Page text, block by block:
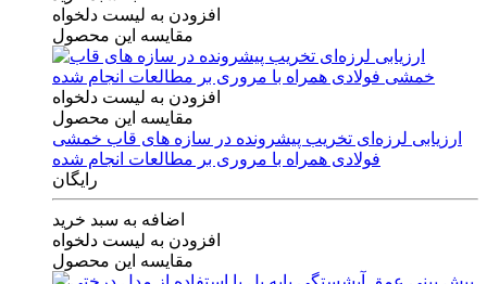
افزودن به لیست دلخواه
مقایسه این محصول
افزودن به لیست دلخواه
مقایسه این محصول
ارزیابی لرزه‌ای تخریب پیشرونده در سازه های قاب خمشی
فولادی همراه با مروری بر مطالعات انجام شده
رایگان
اضافه به سبد خرید
افزودن به لیست دلخواه
مقایسه این محصول